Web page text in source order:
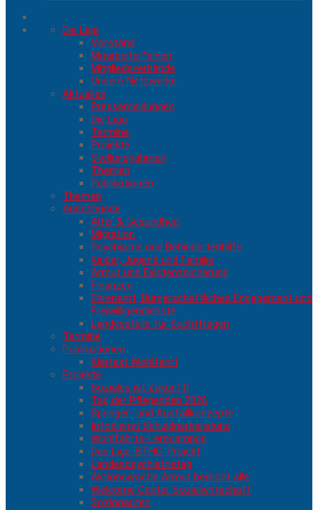
Die Liga
Vorstand
Mitarbeiter*innen
Mitgliedsverbände
Unsere Netzwerke
Aktuelles
Pressemeldungen
Die Liga
Termine
Projekte
Stellungnahmen
Themen
Publikationen
Themen
Ausschüsse
Alter & Gesundheit
Migration
Psychiatrie und Behindertenhilfe
Kinder, Jugend und Familie
Armut und Existenzsicherung
Finanzen
Ehrenamt, Bürgerschaftliches Engagement und
Freiwilligendienste
Landesstelle für Suchtfragen
Termine
Publikationen
Klartext Wohlfahrt
Projekte
Soziales ist Zukunft!
Tag der Pflegenden 2026
Springer- und Ausfallkonzepte
Infodienst Schuldnerberatung
Wohlfahrts-Lerncampus
Das Liga-BTHG-Projekt
Landespsychiatrietag
Aktionswoche Armut bedroht alle
Welcome Center Sozialwirtschaft
Sozionauten